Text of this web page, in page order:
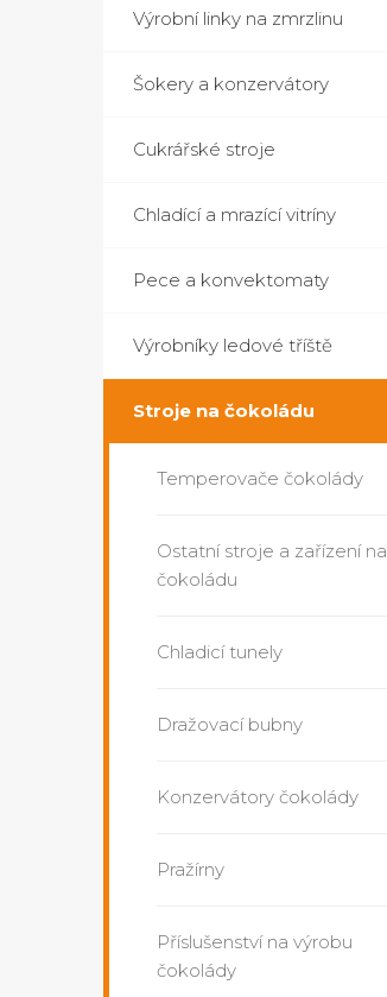
Výrobní linky na zmrzlinu
Šokery a konzervátory
Cukrářské stroje
Chladící a mrazící vitríny
Pece a konvektomaty
Výrobníky ledové tříště
Stroje na čokoládu
Temperovače čokolády
Ostatní stroje a zařízení na
čokoládu
Chladicí tunely
Dražovací bubny
Konzervátory čokolády
Pražírny
Příslušenství na výrobu
čokolády